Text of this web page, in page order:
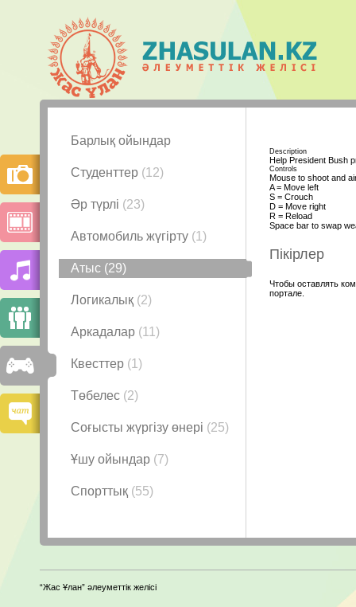
Барлық ойындар
Студенттер (12)
Әр түрлі (23)
Автомобиль жүгірту (1)
Атыс (29)
Логикалық (2)
Аркадалар (11)
Квесттер (1)
Төбелес (2)
Соғысты жүргізу өнері (25)
Ұшу ойындар (7)
Спорттық (55)
Description
Help President Bush
Controls
Mouse to shoot and
A = Move left
S = Crouch
D = Move right
R = Reload
Space bar to swap
Пікірлер
Чтобы оставлять
портале.
“Жас Ұлан” әлеуметтік желісі